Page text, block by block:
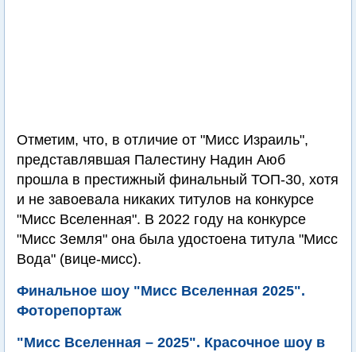
Отметим, что, в отличие от "Мисс Израиль",
представлявшая Палестину Надин Аюб
прошла в престижный финальный ТОП-30, хотя
и не завоевала никаких титулов на конкурсе
"Мисс Вселенная". В 2022 году на конкурсе
"Мисс Земля" она была удостоена титула "Мисс
Вода" (вице-мисс).
Финальное шоу "Мисс Вселенная 2025".
Фоторепортаж
"Мисс Вселенная – 2025". Красочное шоу в